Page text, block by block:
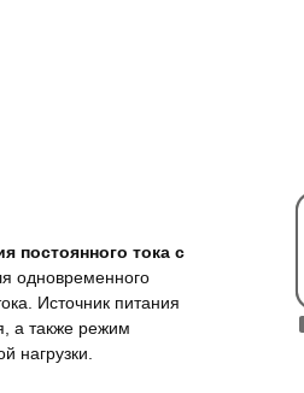
постоянного тока с
одновременного
Источник питания
а также режим
нагрузки.